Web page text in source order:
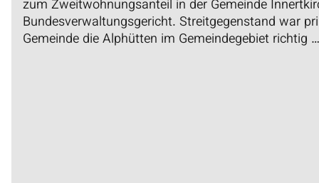
zum Zweitwohnungsanteil in der Gemeinde
Bundesverwaltungsgericht. Streitgegenstand war
Gemeinde die Alphütten im Gemeindegebiet richtig …